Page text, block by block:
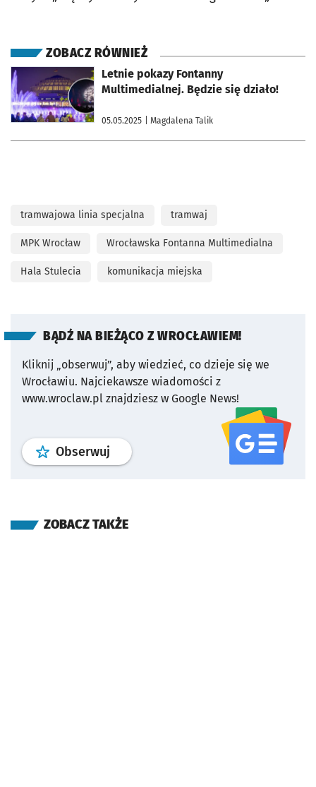
ZOBACZ RÓWNIEŻ
Letnie pokazy Fontanny
Multimedialnej. Będzie się działo!
05.05.2025 | Magdalena Talik
otworzy się w nowej karcie
tramwajowa linia specjalna tramwaj
MPK Wrocław Wrocławska Fontanna Multimedialna
Hala Stulecia komunikacja miejska
BĄDŹ NA BIEŻĄCO Z WROCŁAWIEM!
Kliknij „obserwuj”, aby wiedzieć, co dzieje się we
Wrocławiu. Najciekawsze wiadomości z
www.wroclaw.pl znajdziesz w Google News!
Obserwuj profil serwisu
ZOBACZ TAKŻE